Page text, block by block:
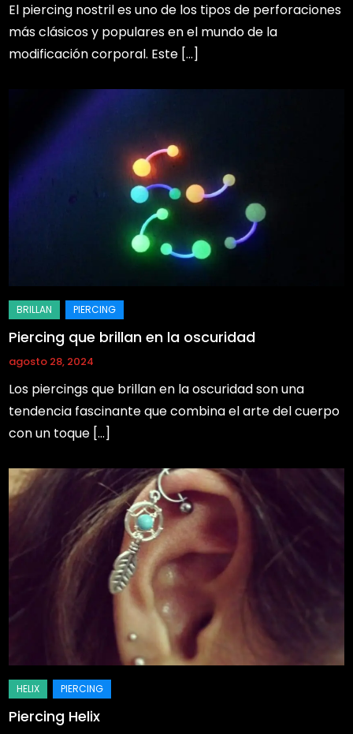
El piercing nostril es uno de los tipos de perforaciones
más clásicos y populares en el mundo de la
modificación corporal. Este […]
Piercing que brillan en la oscuridad
agosto 28, 2024
Los piercings que brillan en la oscuridad son una
tendencia fascinante que combina el arte del cuerpo
con un toque […]
Piercing Helix